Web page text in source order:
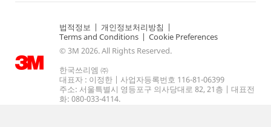
법적정보 | 개인정보처리방침 |
Terms and Conditions | Cookie Preferences
© 3M 2026. All Rights Reserved.
한국쓰리엠 ㈜
대표자 : 이정한 | 사업자등록번호 116-81-06399
주소: 서울특별시 영등포구 의사당대로 82, 21층 | 대표전
화: 080-033-4114.